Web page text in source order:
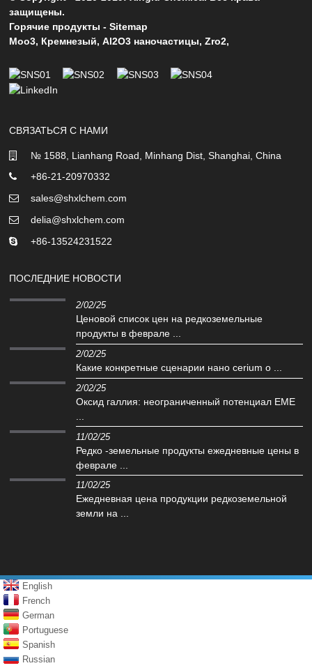
защищены.
Горячие продукты -Sitemap
Moo3, Кремнезый,Al2O3 наночастицы,Zro2,
СВЯЗАТЬСЯ С НАМИ
№ 1588, Lianhang Road, Minhang Dist, Shanghai, China
+86-21-20970332
sales@shxlchem.com
delia@shxlchem.com
+86-13524231522
ПОСЛЕДНИЕ НОВОСТИ
2/02/25
Ценовой список цен на редкоземельные
продукты в феврале ...
2/02/25
Какие конкретные сценарии нано cerium o ...
2/02/25
Оксид галлия: неограниченный потенциал EME
11/02/25
Редко -земельные продукты ежедневные цены в
феврале ...
11/02/25
Ежедневная цена продукции редкоземельной
земли на ...
English
French
German
Portuguese
Spanish
Russian